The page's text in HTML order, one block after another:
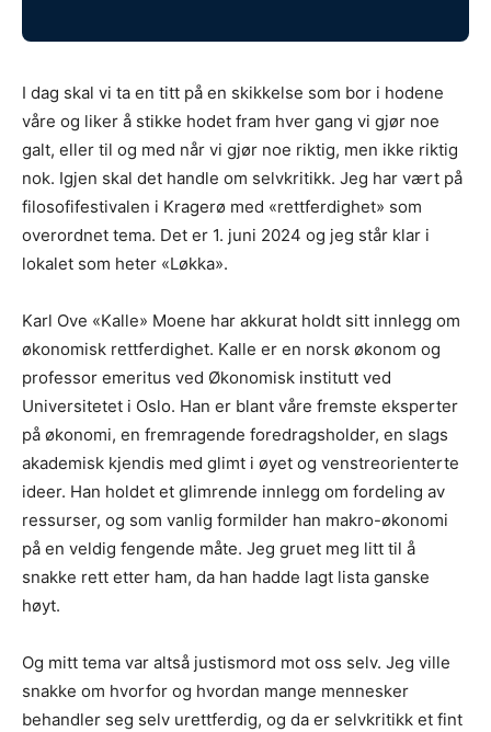
I dag skal vi ta en titt på en skikkelse som bor i hodene
våre og liker å stikke hodet fram hver gang vi gjør noe
galt, eller til og med når vi gjør noe riktig, men ikke riktig
nok. Igjen skal det handle om selvkritikk. Jeg har vært på
filosofifestivalen i Kragerø med «rettferdighet» som
overordnet tema. Det er 1. juni 2024 og jeg står klar i
lokalet som heter «Løkka».
Karl Ove «Kalle» Moene har akkurat holdt sitt innlegg om
økonomisk rettferdighet. Kalle er en norsk økonom og
professor emeritus ved Økonomisk institutt ved
Universitetet i Oslo. Han er blant våre fremste eksperter
på økonomi, en fremragende foredragsholder, en slags
akademisk kjendis med glimt i øyet og venstreorienterte
ideer. Han holdet et glimrende innlegg om fordeling av
ressurser, og som vanlig formilder han makro-økonomi
på en veldig fengende måte. Jeg gruet meg litt til å
snakke rett etter ham, da han hadde lagt lista ganske
høyt.
Og mitt tema var altså justismord mot oss selv. Jeg ville
snakke om hvorfor og hvordan mange mennesker
behandler seg selv urettferdig, og da er selvkritikk et fint